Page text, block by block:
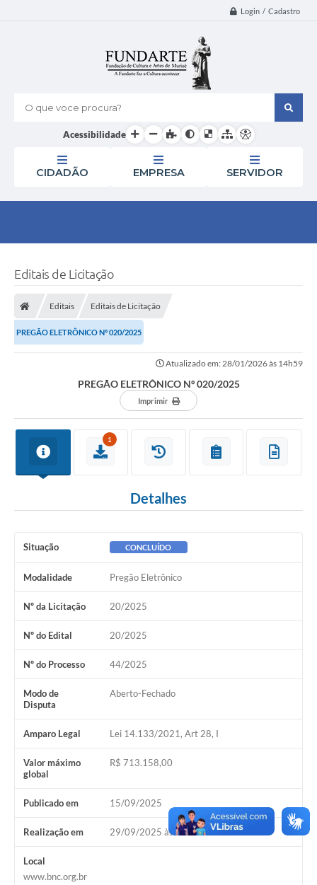
Login / Cadastro
O que voce procura?
Acessibilidade
CIDADÃO EMPRESA SERVIDOR
Editais de Licitação
Editais Editais de Licitação
PREGÃO ELETRÔNICO Nº 020/2025
Atualizado em: 28/01/2026 às 14h59
PREGÃO ELETRÔNICO Nº 020/2025
Imprimir
1
Detalhes
Situação CONCLUÍDO
Modalidade Pregão Eletrônico
Nº da Licitação 20/2025
Nº do Edital 20/2025
Nº do Processo 44/2025
Modo de
Disputa
Aberto-Fechado
Amparo Legal Lei 14.133/2021, Art 28, I
Valor máximo
global
R$ 713.158,00
Publicado em 15/09/2025
Realização em 29/09/2025 às 12h30
Local
www.bnc.org.br